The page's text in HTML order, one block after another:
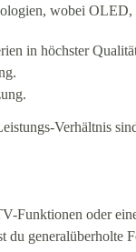
wobei
in höchster
Verhältnis
oder
generalüberholte